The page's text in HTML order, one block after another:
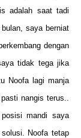
adalah saat tadi
saya berniat
dengan
tidak tega jika
Noofa lagi manja
nangis terus..
mandi saya
Noofa tetap